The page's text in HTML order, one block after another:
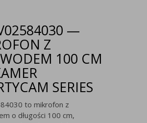
—
Z
100 CM
SERIES
to mikrofon z
o długości 100 cm,